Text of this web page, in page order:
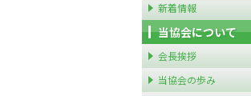
新着情報
当協会について
会長挨拶
当協会の歩み